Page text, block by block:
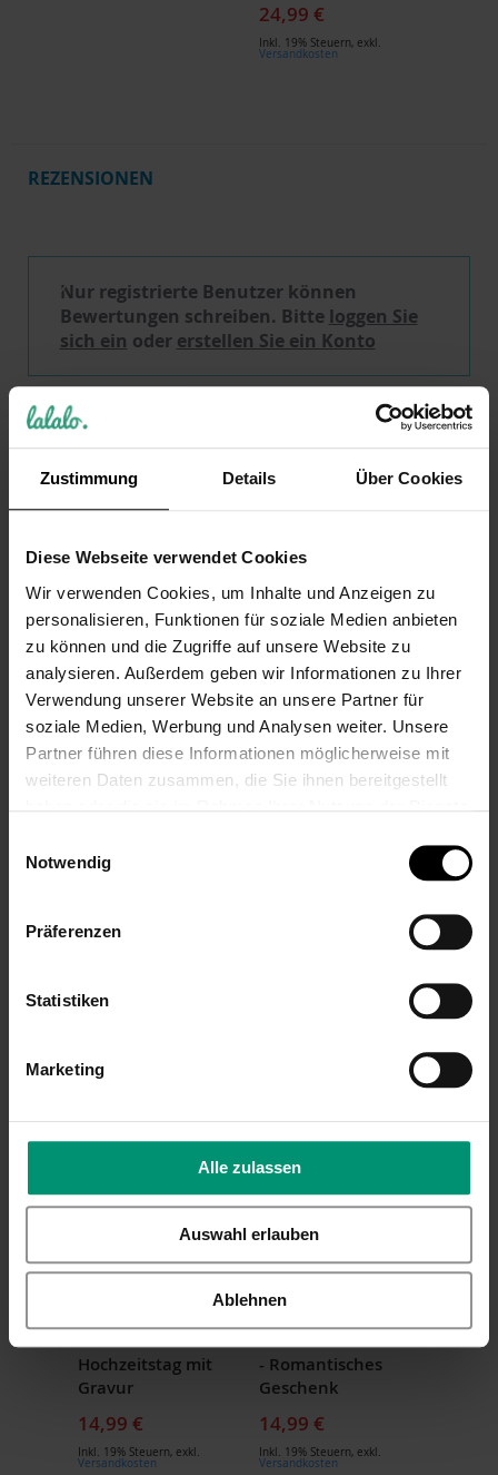
Zustimmung Details Über Cookies
Diese Webseite verwendet Cookies
Wir verwenden Cookies, um Inhalte und Anzeigen zu
personalisieren, Funktionen für soziale Medien anbieten
zu können und die Zugriffe auf unsere Website zu
analysieren. Außerdem geben wir Informationen zu Ihrer
Verwendung unserer Website an unsere Partner für
soziale Medien, Werbung und Analysen weiter. Unsere
Partner führen diese Informationen möglicherweise mit
weiteren Daten zusammen, die Sie ihnen bereitgestellt
Notwendig
Präferenzen
Statistiken
Marketing
Alle zulassen
Auswahl erlauben
Ablehnen
24,99 €
Inkl. 19% Steuern, exkl.
Versandkosten
REZENSIONEN
Nur registrierte Benutzer können
Bewertungen schreiben. Bitte loggen Sie
sich ein oder erstellen Sie ein Konto
KAUFTEN AUCH
LALALO
personalisiert mit
Namenskette
Geschenk für Frau
& Freundin
Inkl. 19% Steuern
Liebesschloss Rot
Liebesschloss Herz
Geschenk zum
Hochzeitstag mit
Gravur
14,99 €
Inkl. 19% Steuern, exkl.
Versandkosten
Individuelles
Schwarz mit Gravur
- Romantisches
Geschenk
14,99 €
Inkl. 19% Steuern, exkl.
Versandkosten